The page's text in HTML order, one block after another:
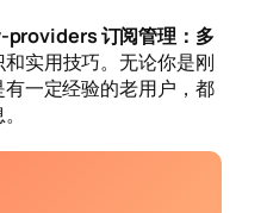
providers 订阅管理：多
实用技巧。无论你是刚
一定经验的老用户，都